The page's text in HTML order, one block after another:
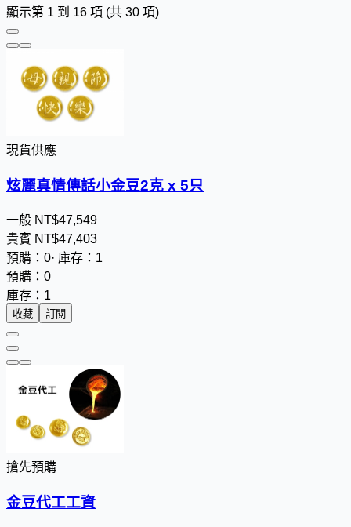
顯示第 1 到 16 項 (共 30 項)
現貨供應
炫麗真情傳話小金豆2克 x 5只
一般 NT$47,549
貴賓 NT$47,403
預購：0· 庫存：1
預購：0
庫存：1
收藏 訂閱
搶先預購
金豆代工工資